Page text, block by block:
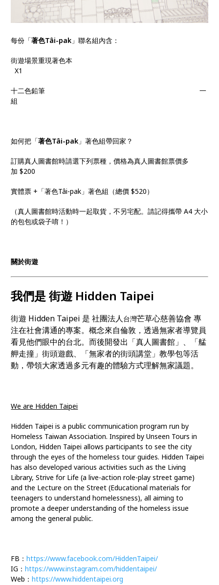
每份「著色Tâi-pak 」聯名組內含：
街遊場景重現著色本
X1
十二色鉛筆 一
組
如何把「著色Tâi-pak 」著色組帶回家？
訂購真人圖書館時請選下列票種，價格為真人圖書館票價多
加 $200
實體票 +「著色Tâi-pak」著色組（總價 $520）
（真人圖書館時活動時一起取貨，不另宅配。請記得攜帶 A4 大小
的包包或袋子唷！）
關於街遊
我們是 街遊 Hidden Taipei
街遊 Hidden Taipei 是 社團法人台灣芒草心慈善協會 專
注在社會溝通的專案。概念來自倫敦，透過無家者導覽員
看見他們眼中的台北。而後開發出「真人圖書館」、「艋
舺走撞」街頭遊戲、「無家者的街頭講堂」教學包等活
動，帶領大家透過多元有趣的體驗方式理解無家議題。
We are Hidden Taipei
Hidden Taipei is a public communication program run by
Homeless Taiwan Association. Inspired by Unseen Tours in
London, Hidden Taipei allows participants to see the city
through the eyes of the homeless tour guides. Hidden Taipei
has also developed various activities such as the Living
Library, Strive for Life (a live-action role-play street game)
and the Lecture on the Street (Educational materials for
teenagers to understand homelessness), all aiming to
promote a deeper understanding of the homeless issue
among the general public.
FB：https://www.facebook.com/HiddenTaipei/
IG：https://www.instagram.com/hiddentaipei/
Web：https://www.hiddentaipei.org